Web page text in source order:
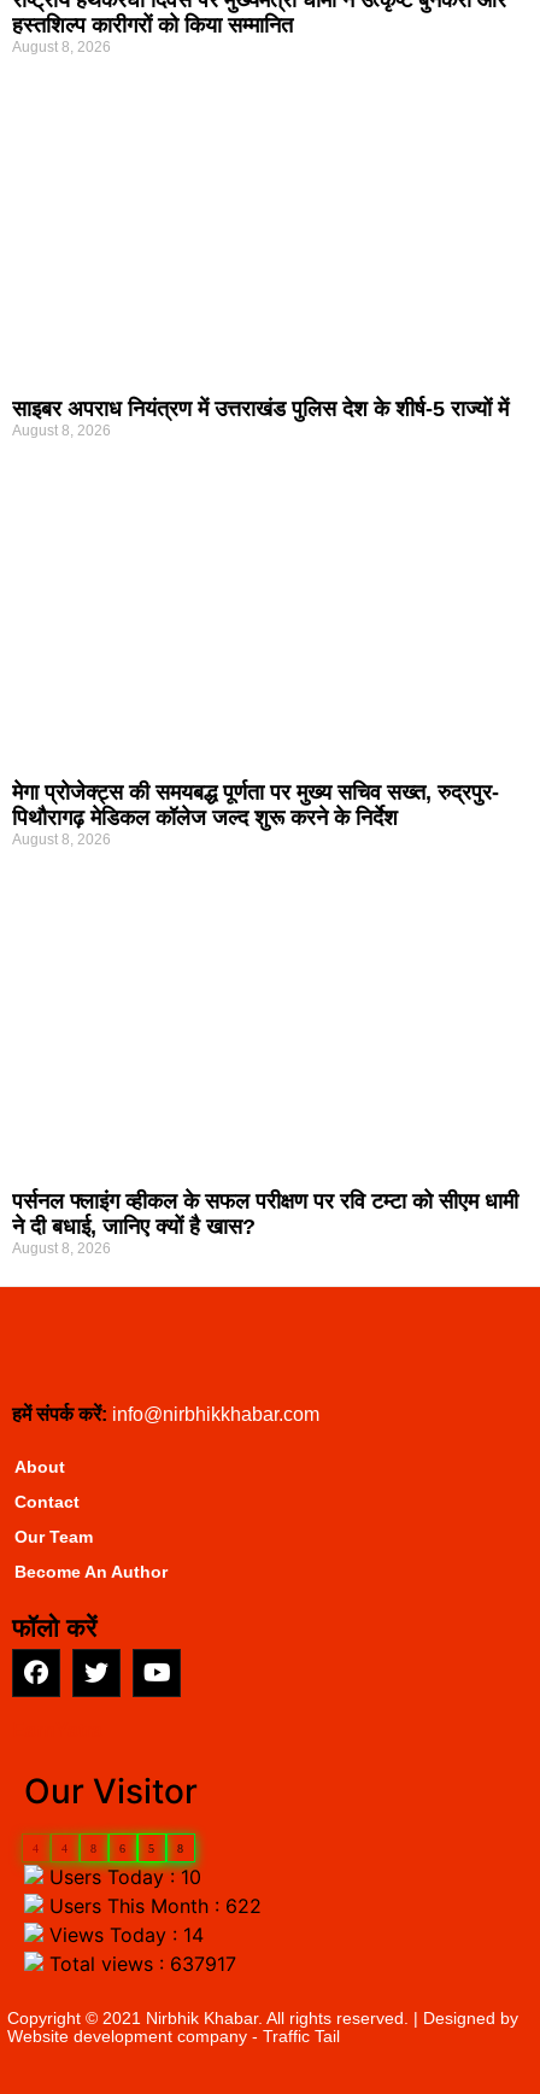
हस्तशिल्प कारीगरों को किया सम्मानित
August 8, 2026
साइबर अपराध नियंत्रण में उत्तराखंड पुलिस देश के शीर्ष-5 राज्यों में
August 8, 2026
मेगा प्रोजेक्ट्स की समयबद्ध पूर्णता पर मुख्य सचिव सख्त, रुद्रपुर-
पिथौरागढ़ मेडिकल कॉलेज जल्द शुरू करने के निर्देश
August 8, 2026
पर्सनल फ्लाइंग व्हीकल के सफल परीक्षण पर रवि टम्टा को सीएम धामी
ने दी बधाई, जानिए क्यों है खास?
August 8, 2026
हमें संपर्क करें: info@nirbhikkhabar.com
About
Contact
Our Team
Become An Author
फॉलो करें
Our Visitor
4 4 8 6 5 8
Users Today : 10
Users This Month : 622
Views Today : 14
Total views : 637917
Copyright © 2021 Nirbhik Khabar. All rights reserved. | Designed by
Website development company - Traffic Tail